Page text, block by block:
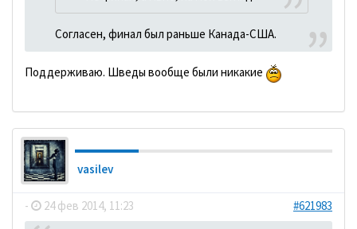
Согласен, финал был раньше Канада-США.
Поддерживаю. Шведы вообще были никакие
vasilev
- 24 фев 2014, 11:23 #621983